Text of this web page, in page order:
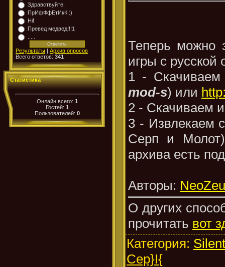
Здравствуйте.
ПрИфФфЕтИкК :)
Hi!
Превед медвед!!!1
Результаты | Архив опросов
Всего ответов: 341
Статистика
Онлайн всего: 1
Гостей: 1
Пользователей: 0
Теперь можно
игры с русской
1 - Скачиваем
mod-s) или
2 - Скачиваем
3 - Извлекаем
Серп и Молот)
архива есть
Авторы:
О других
прочитать вот
Категория:
Cep}I{